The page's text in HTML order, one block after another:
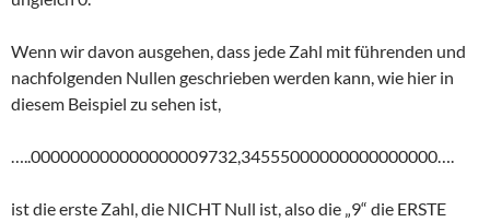
Wenn wir davon ausgehen, dass jede Zahl mit führenden und
nachfolgenden Nullen geschrieben werden kann, wie hier in
diesem Beispiel zu sehen ist,
…..000000000000000009732,34555000000000000000….
ist die erste Zahl, die NICHT Null ist, also die „9“ die ERSTE